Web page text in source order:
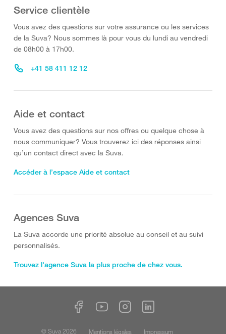
Service clientèle
Vous avez des questions sur votre assurance ou les services
de la Suva? Nous sommes là pour vous du lundi au vendredi
de 08h00 à 17h00.
+41 58 411 12 12
Aide et contact
Vous avez des questions sur nos offres ou quelque chose à
nous communiquer? Vous trouverez ici des réponses ainsi
qu’un contact direct avec la Suva.
Accéder à l’espace Aide et contact
Agences Suva
La Suva accorde une priorité absolue au conseil et au suivi
personnalisés.
Trouvez l'agence Suva la plus proche de chez vous.
© Suva 2026 Mentions légales Impressum